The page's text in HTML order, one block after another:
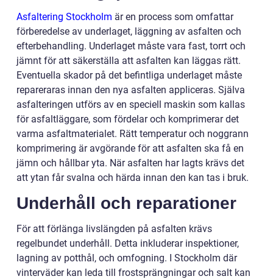
Asfaltering Stockholm är en process som omfattar
förberedelse av underlaget, läggning av asfalten och
efterbehandling. Underlaget måste vara fast, torrt och
jämnt för att säkerställa att asfalten kan läggas rätt.
Eventuella skador på det befintliga underlaget måste
repareraras innan den nya asfalten appliceras. Själva
asfalteringen utförs av en speciell maskin som kallas
för asfaltläggare, som fördelar och komprimerar det
varma asfaltmaterialet. Rätt temperatur och noggrann
komprimering är avgörande för att asfalten ska få en
jämn och hållbar yta. När asfalten har lagts krävs det
att ytan får svalna och härda innan den kan tas i bruk.
Underhåll och reparationer
För att förlänga livslängden på asfalten krävs
regelbundet underhåll. Detta inkluderar inspektioner,
lagning av potthål, och omfogning. I Stockholm där
vinterväder kan leda till frostsprängningar och salt kan